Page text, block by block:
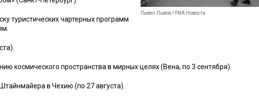
Павел Львов / РИА Новости
туристических чартерных программ
космического пространства в мирных целях (Вена, по 3 сентября).
в Чехию (по 27 августа).